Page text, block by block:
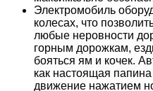
Электромобиль
колесах, что
любые неровности
горным дорожкам,
бояться ям и кочек.
как настоящая
движение нажатием